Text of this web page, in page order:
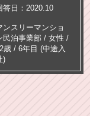
答日：2020.10
ンスリーマンショ
民泊事業部 / 女性 /
歳 / 6年目 (中途入
)